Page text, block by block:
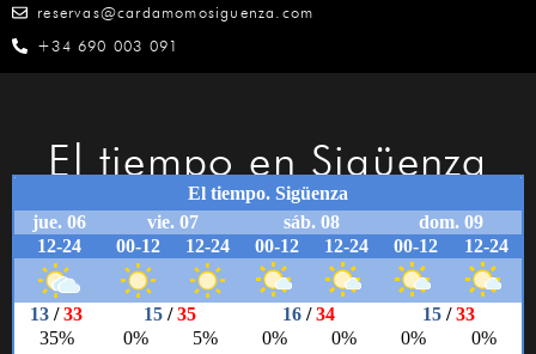
reservas@cardamomosiguenza.com
+34 690 003 091
El tiempo en Sigüenza